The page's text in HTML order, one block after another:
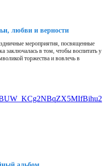
любви и верности
мероприятия, посвященные
заключалась в том, чтобы воспитать у
торжества и вовлечь в